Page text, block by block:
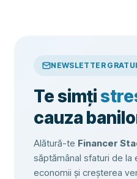
NEWSLETTER
Te simți
cauza
Alătură-te Financer
săptămânal sfaturi de
economii și creșterea